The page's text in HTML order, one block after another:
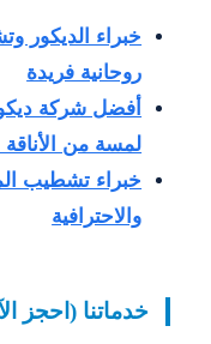
خبراء الديكور
روحانية فريدة
أفضل شركة
لمسة من الأناقة
خبراء تشطيب
والاحترافية
خدماتنا (احجز